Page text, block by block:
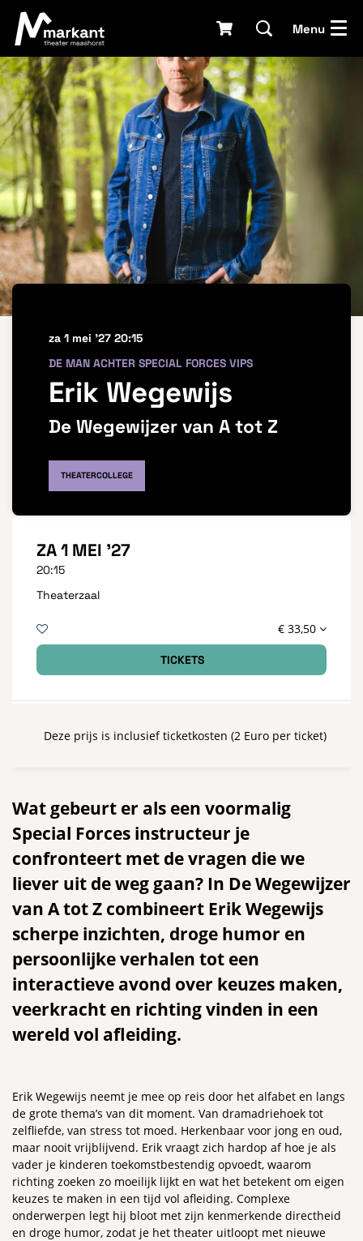
Menu
Erik Wegewijs
De Wegewijzer van A tot Z
DE MAN ACHTER SPECIAL FORCES VIPS
za 1 mei '27 20:15
THEATERCOLLEGE
ZA 1 MEI '27
20:15
Theaterzaal
€ 33,50
TICKETS
Deze prijs is inclusief ticketkosten (2 Euro per ticket)
Wat gebeurt er als een voormalig
Special Forces instructeur je
confronteert met de vragen die we
liever uit de weg gaan? In De Wegewijzer
van A tot Z combineert Erik Wegewijs
scherpe inzichten, droge humor en
persoonlijke verhalen tot een
interactieve avond over keuzes maken,
veerkracht en richting vinden in een
wereld vol afleiding.
Erik Wegewijs neemt je mee op reis door het alfabet en langs
de grote thema’s van dit moment. Van dramadriehoek tot
zelfliefde, van stress tot moed. Herkenbaar voor jong en oud,
maar nooit vrijblijvend. Erik vraagt zich hardop af hoe je als
vader je kinderen toekomstbestendig opvoedt, waarom
richting zoeken zo moeilijk lijkt en wat het betekent om eigen
keuzes te maken in een tijd vol afleiding. Complexe
onderwerpen legt hij bloot met zijn kenmerkende directheid
en droge humor, zodat je het theater uitloopt met nieuwe
Inzoomen